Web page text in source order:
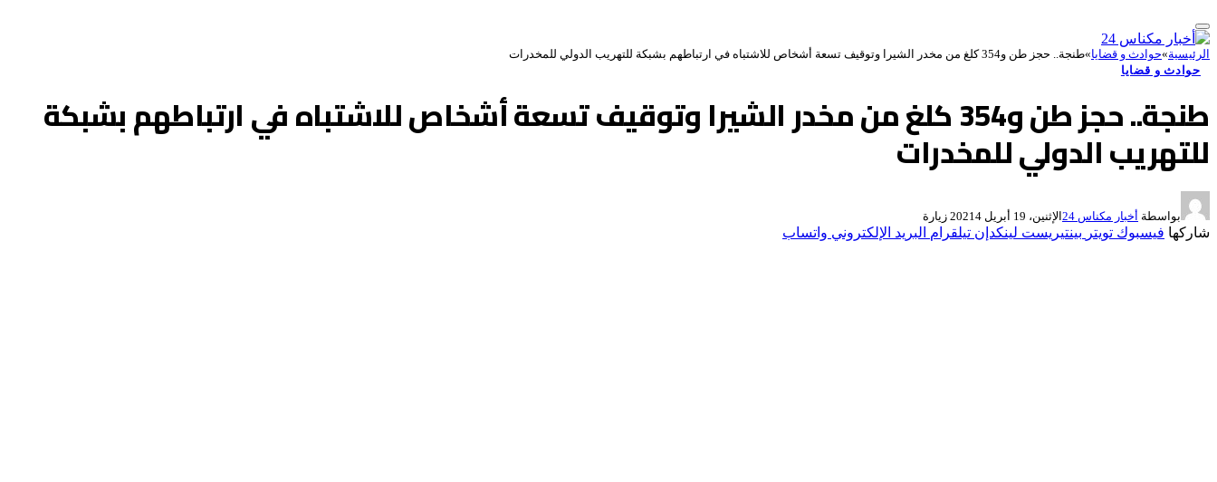
الرئيسية»حوادث و قضايا»طنجة.. حجز طن و354 كلغ من مخدر الشيرا وتوقيف تسعة أشخاص للاشتباه في ارتباطهم بشبكة للتهريب الدولي للمخدرات
حوادث و قضايا
طنجة.. حجز طن و354 كلغ من مخدر الشيرا وتوقيف تسعة أشخاص للاشتباه في ارتباطهم بشبكة
للتهريب الدولي للمخدرات
بواسطة أخبار مكناس 24 الإثنين، 19 أبريل 2021 4 زيارة
شاركها فيسبوك تويتر بينتيريست لينكدإن تيلقرام البريد الإلكتروني واتساب